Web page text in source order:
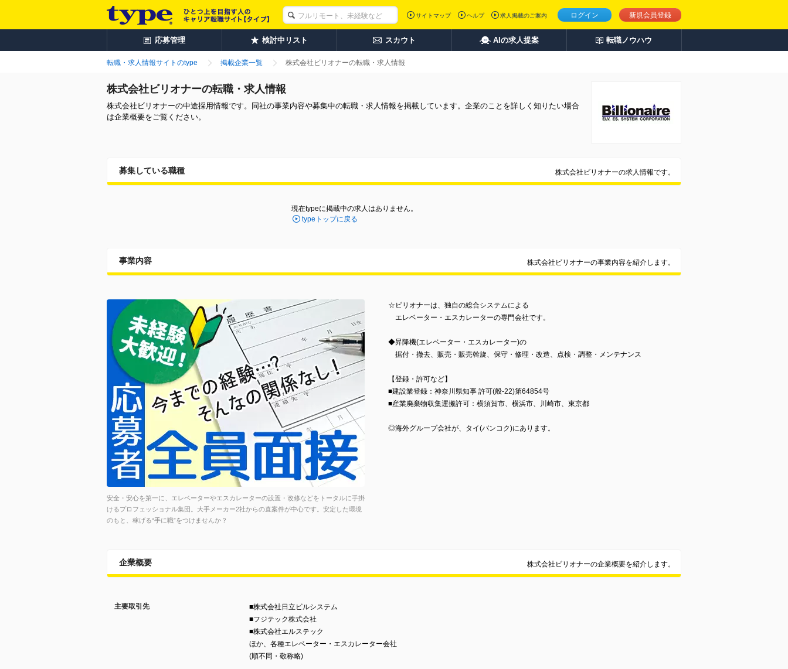
ログイン 新規会員登録
サイトマップ ヘルプ 求人掲載のご案内
応募管理 検討中リスト スカウト AIの求人提案 転職ノウハウ
転職・求人情報サイトのtype 掲載企業一覧 株式会社ビリオナーの転職・求人情報
株式会社ビリオナーの転職・求人情報
株式会社ビリオナーの中途採用情報です。同社の事業内容や募集中の転職・求人情報を掲載しています。企業のことを詳しく知りたい場合
は企業概要をご覧ください。
募集している職種 株式会社ビリオナーの求人情報です。
現在typeに掲載中の求人はありません。
typeトップに戻る
事業内容 株式会社ビリオナーの事業内容を紹介します。
安全・安心を第一に、エレベーターやエスカレーターの設置・改修などをトータルに手掛
けるプロフェッショナル集団。大手メーカー2社からの直案件が中心です。安定した環境
のもと、稼げる“手に職”をつけませんか？
☆ビリオナーは、独自の総合システムによる
エレベーター・エスカレーターの専門会社です。
◆昇降機(エレベーター・エスカレーター)の
据付・撤去、販売・販売斡旋、保守・修理・改造、点検・調整・メンテナンス
【登録・許可など】
■建設業登録：神奈川県知事 許可(般-22)第64854号
■産業廃棄物収集運搬許可：横須賀市、横浜市、川崎市、東京都
◎海外グループ会社が、タイ(バンコク)にあります。
企業概要 株式会社ビリオナーの企業概要を紹介します。
主要取引先
■株式会社日立ビルシステム
■フジテック株式会社
■株式会社エルステック
ほか、各種エレベーター・エスカレーター会社
(順不同・敬称略)